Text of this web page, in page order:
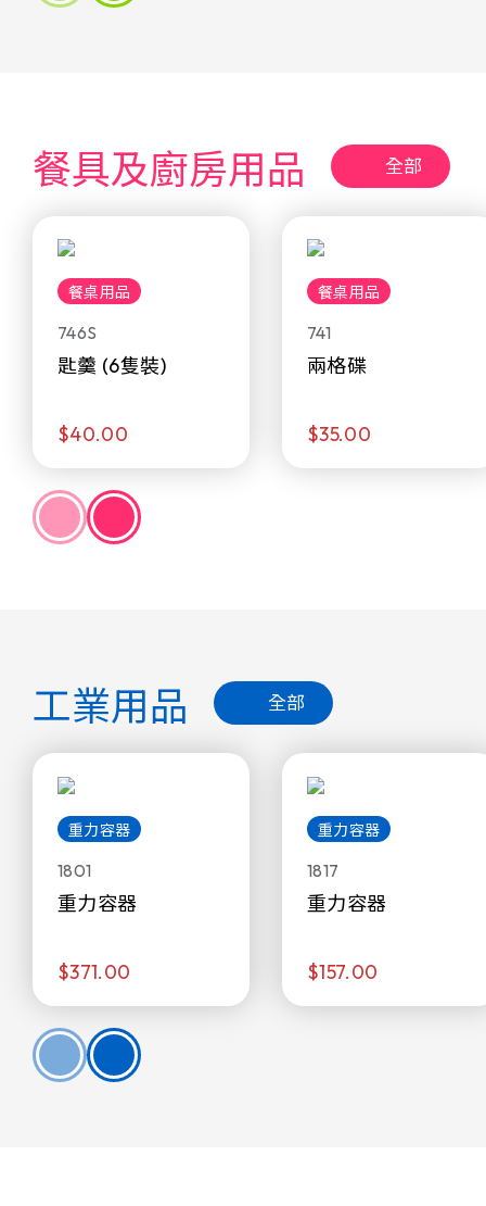
餐具及廚房用品 全部
餐桌用品
746S
匙羹 (6隻裝)
$40.00
餐桌用品
741
兩格碟
$35.00
工業用品 全部
重力容器
1801
重力容器
$371.00
重力容器
1817
重力容器
$157.00